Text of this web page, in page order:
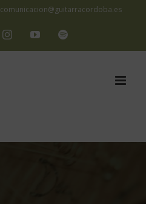
comunicacion@guitarracordoba.es
InstagramYouTubeSpotify